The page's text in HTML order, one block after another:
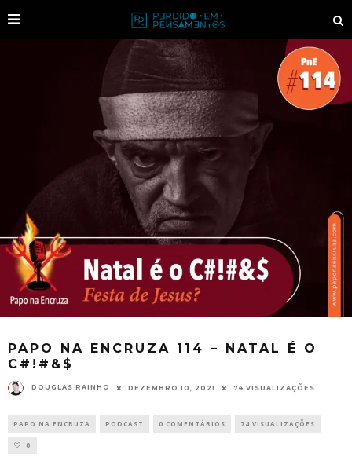
PAPO NA ENCRUZA 114 – NATAL É O
C#!#&$
DOUGLAS RAINHO DEZEMBRO 10, 2021 74 VISUALIZAÇÕES
PAPO NA ENCRUZA PODCAST 0 COMENTÁRIOS 74 VISUALIZAÇÕES
0